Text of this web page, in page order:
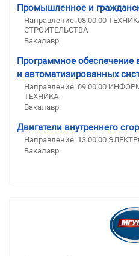
Промышленное и
Направление: 08.00.00
СТРОИТЕЛЬСТВА
Бакалавр
Программное обеспечение
и автоматизированных
Направление: 09.00.00
ТЕХНИКА
Бакалавр
Двигатели внутреннего
Направление: 13.00.00
Бакалавр